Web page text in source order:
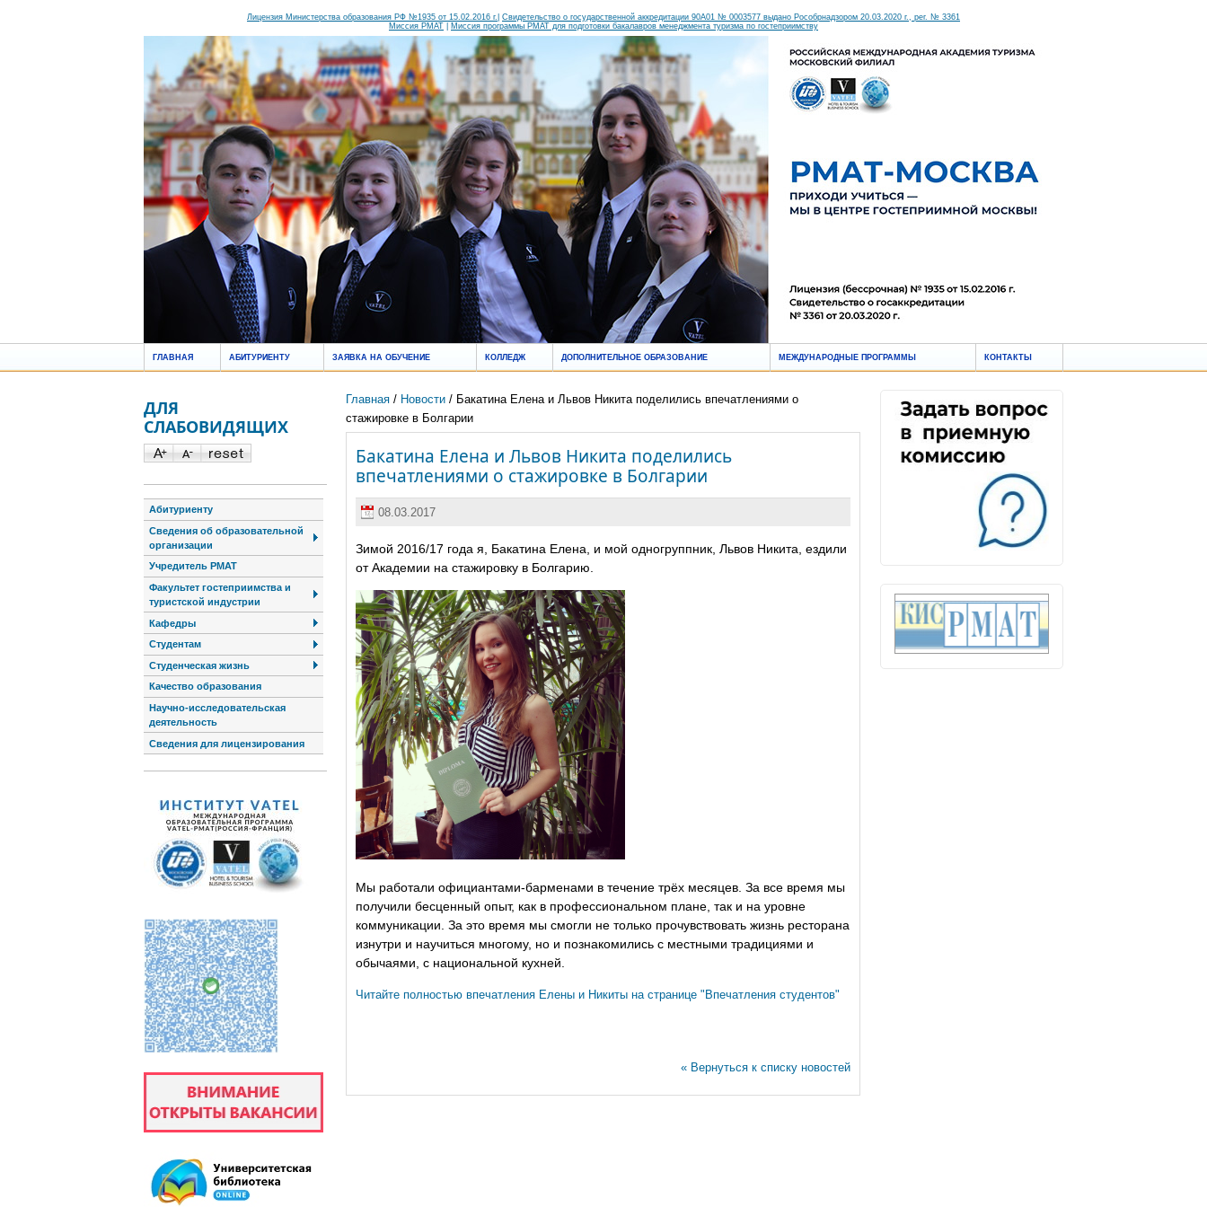
Лицензия Министерства образования РФ №1935 от 15.02.2016 г. Свидетельство о государственной аккредитации 90А01 № 0003577 выдано Рособрнадзором 20.03.2020 г., рег. № 3361
Миссия РМАТ
Миссия программы РМАТ для подготовки бакалавров менеджмента туризма по гостеприимству
ГЛАВНАЯ АБИТУРИЕНТУ ЗАЯВКА НА ОБУЧЕНИЕ КОЛЛЕДЖ ДОПОЛНИТЕЛЬНОЕ ОБРАЗОВАНИЕ МЕЖДУНАРОДНЫЕ ПРОГРАММЫ КОНТАКТЫ
Главная/ Новости/ Бакатина Елена и Львов Никита поделились впечатлениями о
стажировке в Болгарии
Бакатина Елена и Львов Никита поделились
впечатлениями о стажировке в Болгарии
08.03.2017
Зимой 2016/17 года я, Бакатина Елена, и мой одногруппник, Львов Никита, ездили
от Академии на стажировку в Болгарию.
Мы работали официантами-барменами в течение трёх месяцев. За все время мы
получили бесценный опыт, как в профессиональном плане, так и на уровне
коммуникации. За это время мы смогли не только прочувствовать жизнь ресторана
изнутри и научиться многому, но и познакомились с местными традициями и
обычаями, с национальной кухней.
Читайте полностью впечатления Елены и Никиты на странице "Впечатления студентов"
« Вернуться к списку новостей
ДЛЯ
СЛАБОВИДЯЩИХ
Абитуриенту
Сведения об образовательной
организации
Учредитель РМАТ
Факультет гостеприимства и
туристской индустрии
Кафедры
Студентам
Студенческая жизнь
Качество образования
Научно-исследовательская
деятельность
Сведения для лицензирования